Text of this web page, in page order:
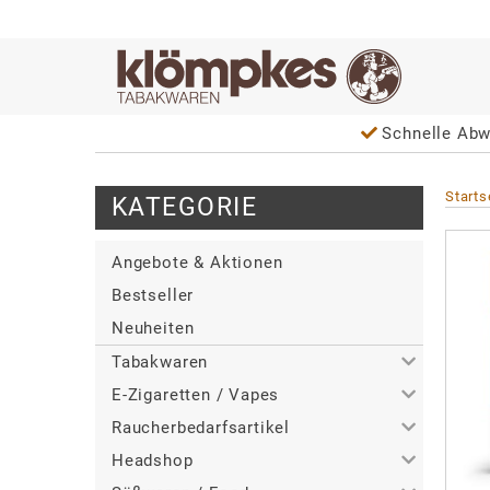
Schnelle
KATEGORIE
Angebote & Aktionen
Bestseller
Neuheiten
Tabakwaren
>Alle
>Zigaretten
>Zigarren / Zigarillos
E-Zigaretten / Vapes
>Alle
>Tabakerhitzer
Raucherbedarfsartikel
>Alle
Headshop